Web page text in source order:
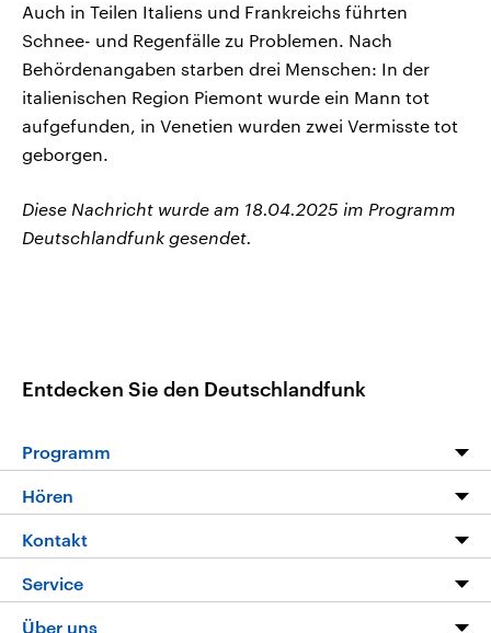
Auch in Teilen Italiens und Frankreichs führten
Schnee- und Regenfälle zu Problemen. Nach
Behördenangaben starben drei Menschen: In der
italienischen Region Piemont wurde ein Mann tot
aufgefunden, in Venetien wurden zwei Vermisste tot
geborgen.
Diese Nachricht wurde am 18.04.2025 im Programm
Deutschlandfunk gesendet.
Entdecken Sie den Deutschlandfunk
Programm
Programm
Die Nachrichten
Nachrichtenleicht
Hören
Livestream
Podcasts
Kontakt
Hörerservice
Service
FAQ
Über uns